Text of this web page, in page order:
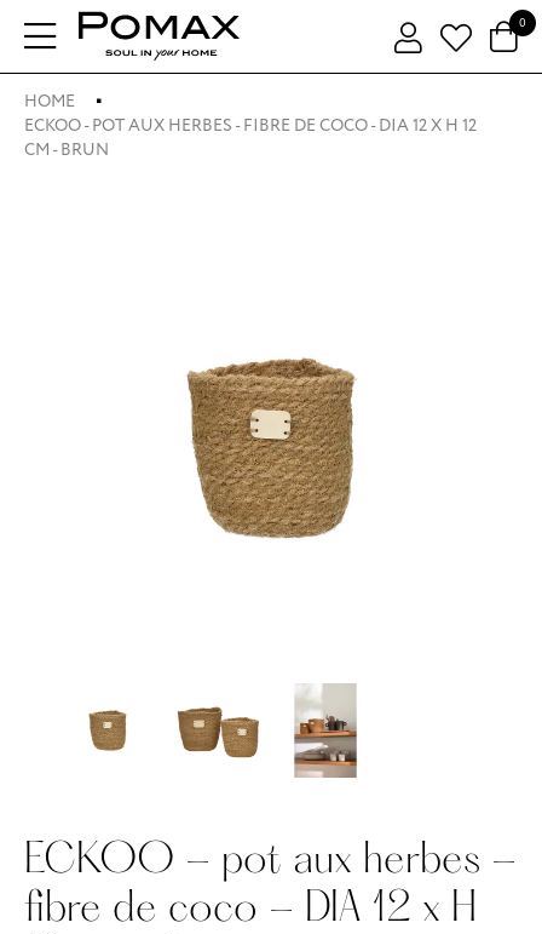
0
HOME
ECKOO - POT AUX HERBES - FIBRE DE COCO - DIA 12 X H 12
CM - BRUN
ECKOO - pot aux herbes -
fibre de coco - DIA 12 x H